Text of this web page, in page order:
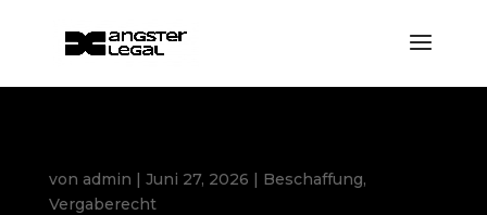
von admin | Juni 27, 2026 | Beschaffung,
Vergaberecht